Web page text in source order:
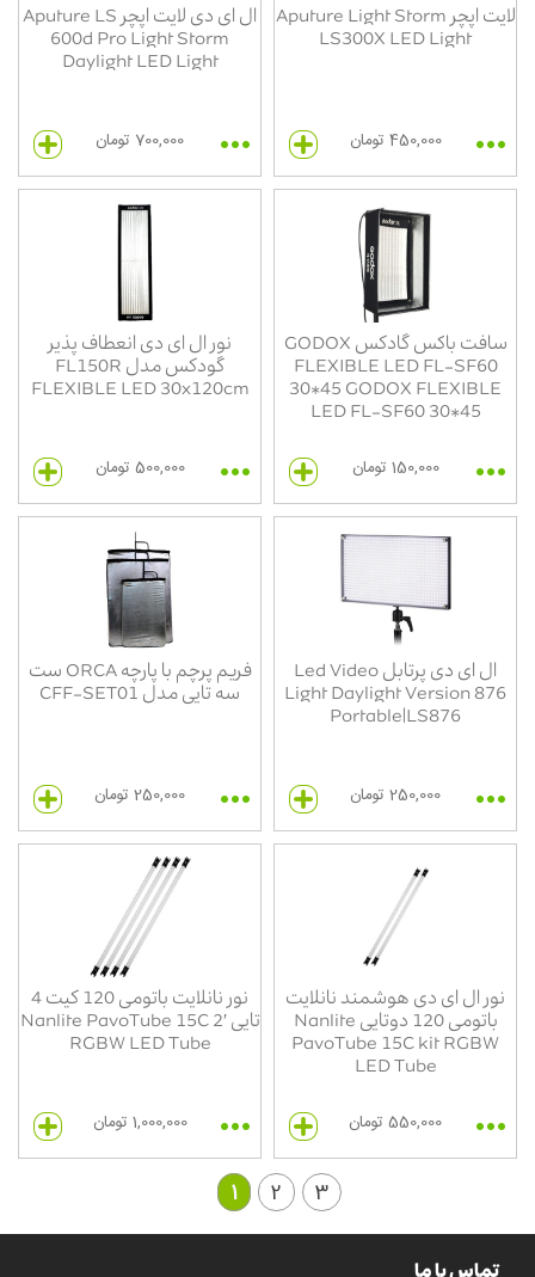
لایت اپچر Aputure Light Storm
LS300X LED Light
450,000 تومان
ال ای دی لایت اپچر Aputure LS
600d Pro Light Storm
Daylight LED Light
700,000 تومان
سافت باکس گادکس GODOX
FLEXIBLE LED FL-SF60
30*45 GODOX FLEXIBLE
LED FL-SF60 30*45
150,000 تومان
نور ال ای دی انعطاف پذیر
گودکس مدل FL150R
FLEXIBLE LED 30x120cm
500,000 تومان
ال ای دی پرتابل Led Video
Light Daylight Version 876
Portable|LS876
250,000 تومان
فریم پرچم با پارچه ORCA ست
سه تایی مدل CFF-SET01
250,000 تومان
نور ال ای دی هوشمند نانلایت
باتومی 120 دوتایی Nanlite
PavoTube 15C kit RGBW
LED Tube
550,000 تومان
نور نانلایت باتومی 120 کیت 4
تایی Nanlite PavoTube 15C 2′
RGBW LED Tube
1,000,000 تومان
1 2 3